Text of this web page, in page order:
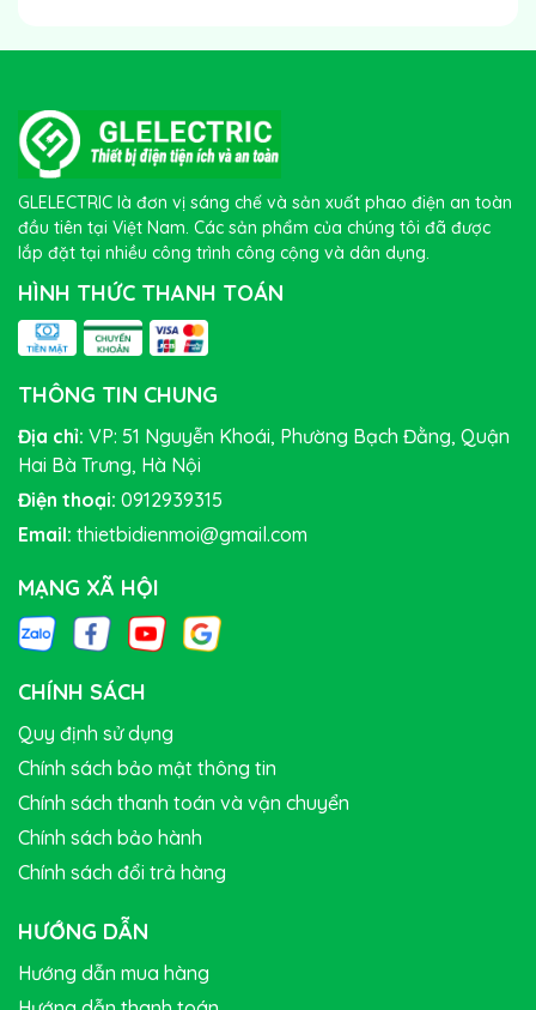
GLELECTRIC là đơn vị sáng chế và sản xuất phao điện an toàn
đầu tiên tại Việt Nam. Các sản phẩm của chúng tôi đã được
lắp đặt tại nhiều công trình công cộng và dân dụng.
HÌNH THỨC THANH TOÁN
THÔNG TIN CHUNG
Địa chỉ: VP: 51 Nguyễn Khoái, Phường Bạch Đằng, Quận
Hai Bà Trưng, Hà Nội
Điện thoại: 0912939315
Email: thietbidienmoi@gmail.com
MẠNG XÃ HỘI
CHÍNH SÁCH
Quy định sử dụng
Chính sách bảo mật thông tin
Chính sách thanh toán và vận chuyển
Chính sách bảo hành
Chính sách đổi trả hàng
HƯỚNG DẪN
Hướng dẫn mua hàng